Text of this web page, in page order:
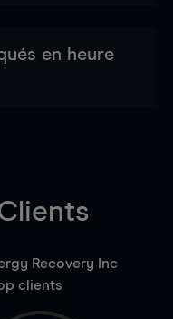
en heure
Recovery Inc
clients